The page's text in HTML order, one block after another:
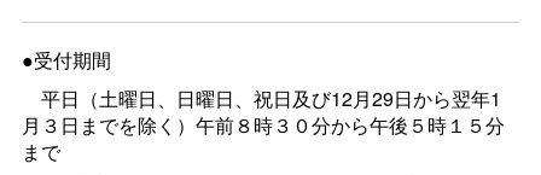
●受付期間
平日（土曜日、日曜日、祝日及び12月29日から翌年1
月３日までを除く）午前８時３０分から午後５時１５分
まで